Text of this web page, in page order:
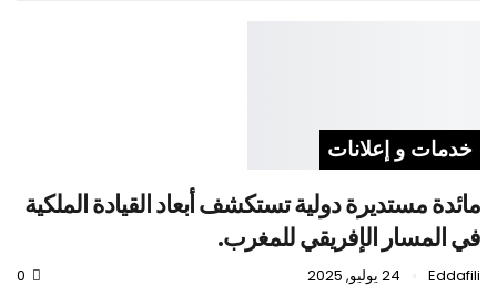
خدمات و إعلانات
مائدة مستديرة دولية تستكشف أبعاد القيادة الملكية
في المسار الإفريقي للمغرب.
Eddafili 24 يوليو, 2025